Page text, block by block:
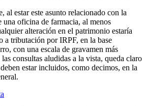
al estar este asunto relacionado con la
una oficina de farmacia, al menos
alteración en el patrimonio estaría
a tributación por IRPF, en la base
con una escala de gravamen más
consultas aludidas a la vista, queda claro
estar incluidos, como decimos, en la